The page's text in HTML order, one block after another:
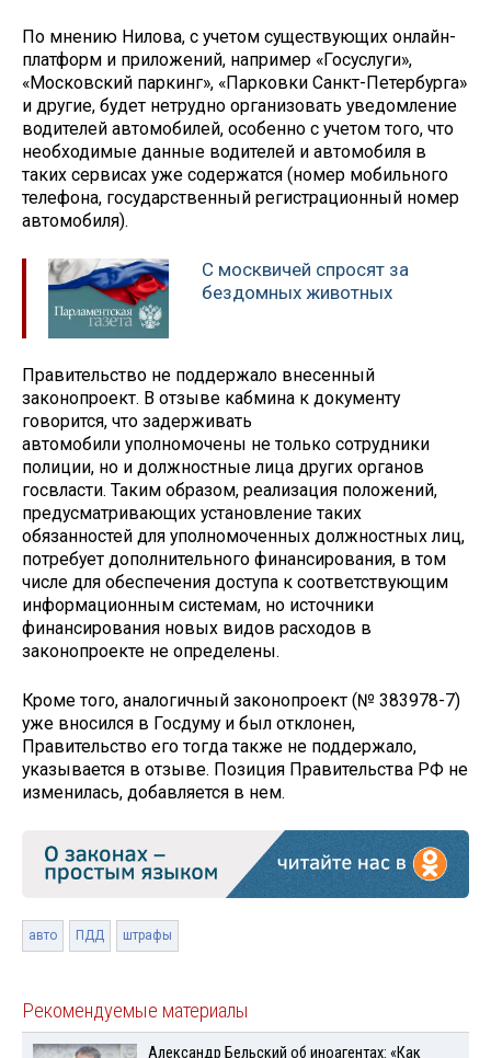
По мнению Нилова, с учетом существующих онлайн-
платформ и приложений, например «Госуслуги»,
«Московский паркинг», «Парковки Санкт-Петербурга»
и другие, будет нетрудно организовать уведомление
водителей автомобилей, особенно с учетом того, что
необходимые данные водителей и автомобиля в
таких сервисах уже содержатся (номер мобильного
телефона, государственный регистрационный номер
автомобиля).
С москвичей спросят за
бездомных животных
Правительство не поддержало внесенный
законопроект. В отзыве кабмина к документу
говорится, что задерживать
автомобили уполномочены не только сотрудники
полиции, но и должностные лица других органов
госвласти. Таким образом, реализация положений,
предусматривающих установление таких
обязанностей для уполномоченных должностных лиц,
потребует дополнительного финансирования, в том
числе для обеспечения доступа к соответствующим
информационным системам, но источники
финансирования новых видов расходов в
законопроекте не определены.
Кроме того, аналогичный законопроект (№ 383978-7)
уже вносился в Госдуму и был отклонен,
Правительство его тогда также не поддержало,
указывается в отзыве. Позиция Правительства РФ не
изменилась, добавляется в нем.
авто ПДД штрафы
Рекомендуемые материалы
Александр Бельский об иноагентах: «Как